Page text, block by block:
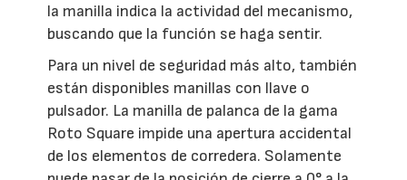
la manilla indica la actividad del mecanismo,
buscando que la función se haga sentir.
Para un nivel de seguridad más alto, también
están disponibles manillas con llave o
pulsador. La manilla de palanca de la gama
Roto Square impide una apertura accidental
de los elementos de corredera. Solamente